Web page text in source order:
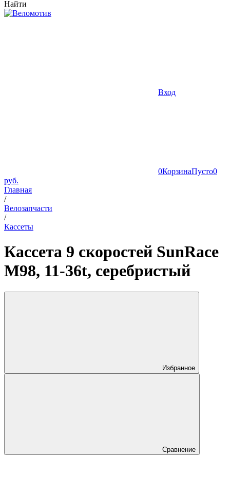
Найти
Вход
0КорзинаПусто0
руб.
Главная
/
Велозапчасти
/
Кассеты
Кассета 9 скоростей SunRace
M98, 11-36t, серебристый
Избранное
Сравнение